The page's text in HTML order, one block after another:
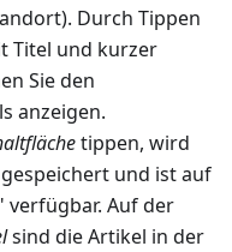
Durch Tippen
Titel und kurzer
Sie den
anzeigen.
tippen, wird
und ist auf
verfügbar. Auf der
sind die Artikel in der